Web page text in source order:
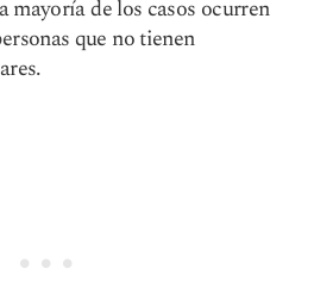
mayoría de los casos ocurren
que no tienen